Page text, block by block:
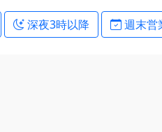
深夜3時以降 週末営